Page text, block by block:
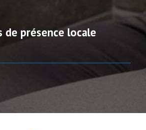
de présence locale